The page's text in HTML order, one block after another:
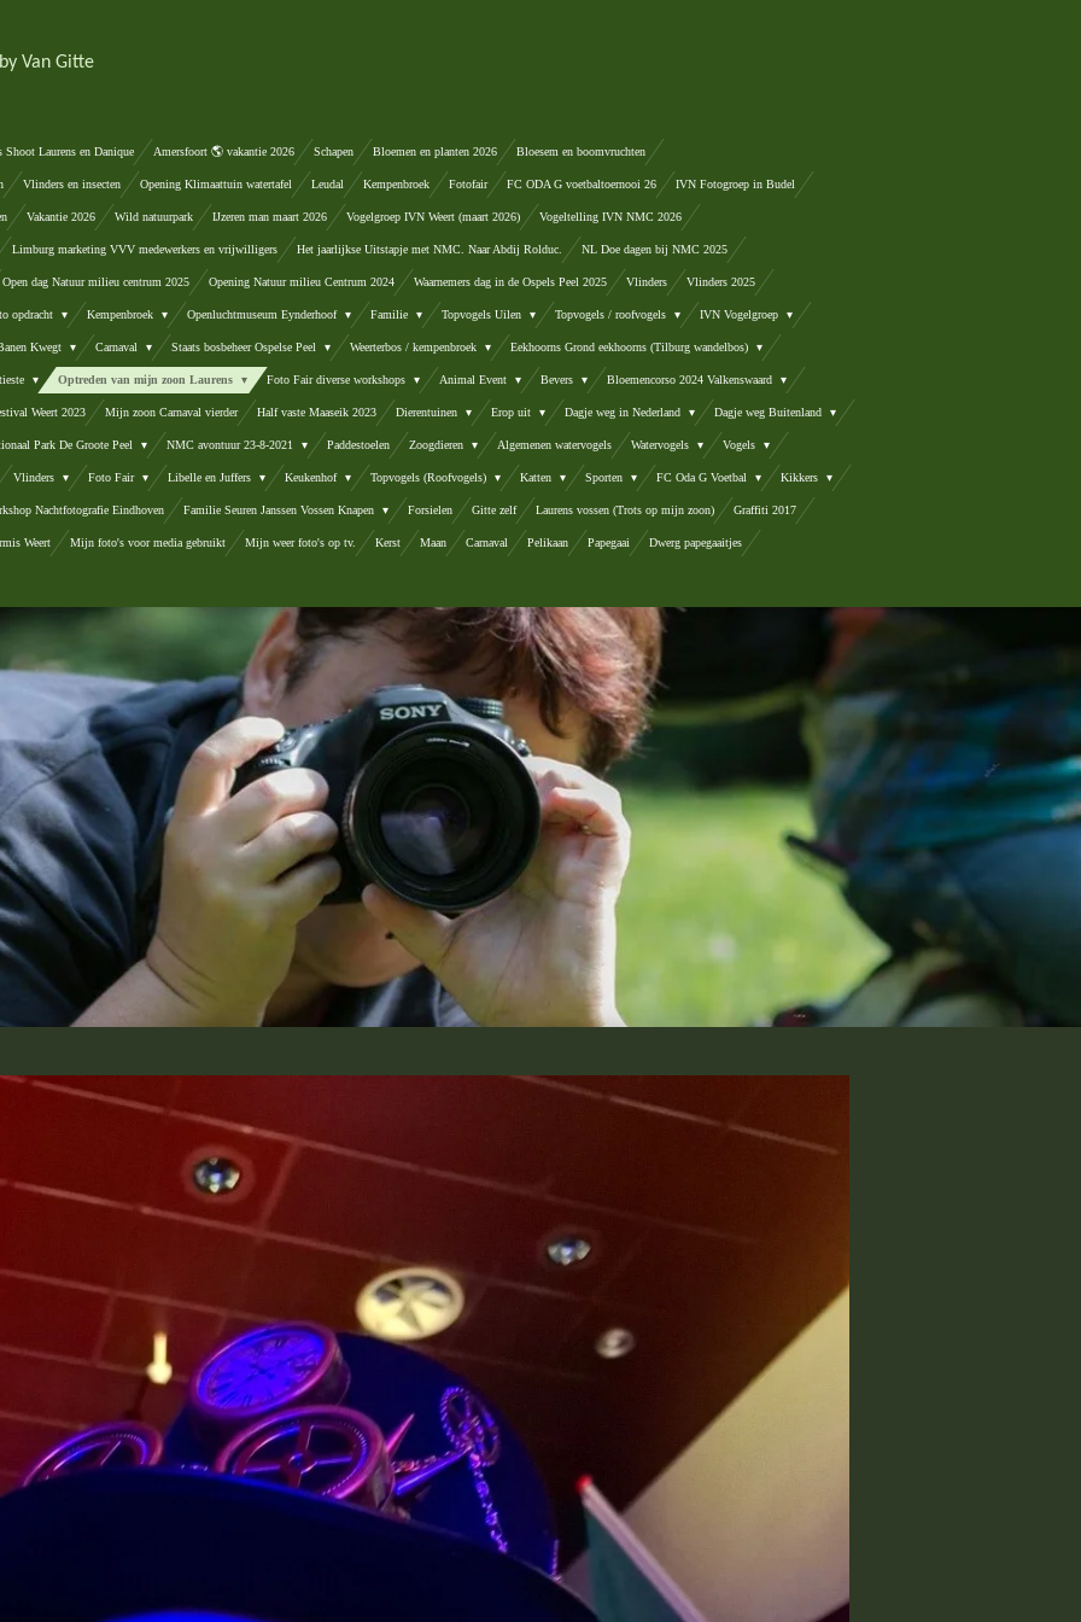
Van Gitte
Shoot Laurens en Danique Amersfoort 🌎 vakantie 2026 Schapen Bloemen en planten 2026 Bloesem en boomvruchten
Vlinders en insecten Opening Klimaattuin watertafel Leudal Kempenbroek Fotofair FC ODA G voetbaltoernooi 26 IVN Fotogroep in Budel
Vakantie 2026 Wild natuurpark IJzeren man maart 2026 Vogelgroep IVN Weert (maart 2026) Vogeltelling IVN NMC 2026
Limburg marketing VVV medewerkers en vrijwilligers Het jaarlijkse Uitstapje met NMC. Naar Abdij Rolduc. NL Doe dagen bij NMC 2025
Open dag Natuur milieu centrum 2025 Opening Natuur milieu Centrum 2024 Waarnemers dag in de Ospels Peel 2025 Vlinders Vlinders 2025
opdracht Kempenbroek Openluchtmuseum Eynderhoof Familie Topvogels Uilen Topvogels / roofvogels IVN Vogelgroep
Kwegt Carnaval Staats bosbeheer Ospelse Peel Weerterbos / kempenbroek Eekhoorns Grond eekhoorns (Tilburg wandelbos)
Optreden van mijn zoon Laurens Foto Fair diverse workshops Animal Event Bevers Bloemencorso 2024 Valkenswaard
Weert 2023 Mijn zoon Carnaval vierder Half vaste Maaseik 2023 Dierentuinen Erop uit Dagje weg in Nederland Dagje weg Buitenland
Park De Groote Peel NMC avontuur 23-8-2021 Paddestoelen Zoogdieren Algemenen watervogels Watervogels Vogels
Vlinders Foto Fair Libelle en Juffers Keukenhof Topvogels (Roofvogels) Katten Sporten FC Oda G Voetbal Kikkers
Nachtfotografie Eindhoven Familie Seuren Janssen Vossen Knapen Forsielen Gitte zelf Laurens vossen (Trots op mijn zoon) Graffiti 2017
Weert Mijn foto's voor media gebruikt Mijn weer foto's op tv. Kerst Maan Carnaval Pelikaan Papegaai Dwerg papegaaitjes